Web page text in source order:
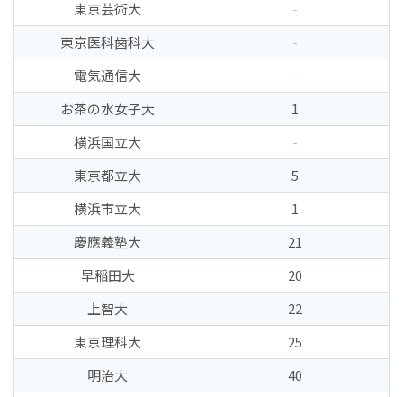
東京芸術大
-
東京医科歯科大
-
電気通信大
-
お茶の水女子大
1
横浜国立大
-
東京都立大
5
横浜市立大
1
慶應義塾大
21
早稲田大
20
上智大
22
東京理科大
25
明治大
40